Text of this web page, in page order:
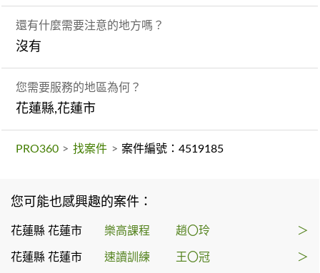
還有什麼需要注意的地方嗎？
沒有
您需要服務的地區為何？
花蓮縣,花蓮市
PRO360 > 找案件 > 案件編號：4519185
您可能也感興趣的案件：
花蓮縣 花蓮市 樂高課程 趙〇玲 ＞
花蓮縣 花蓮市 速讀訓練 王〇冠 ＞